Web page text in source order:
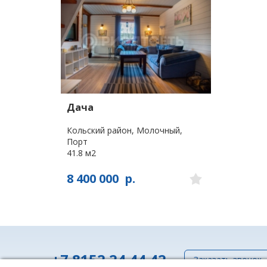
Дача
Кольский район, Молочный,
Порт
41.8 м2
8 400 000 р.
+7 8152 24 44 42 Заказать звонок